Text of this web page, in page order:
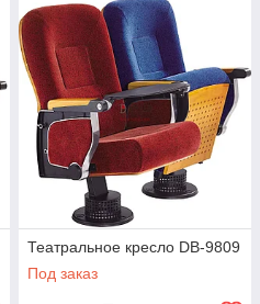
Театральное кресло DB-9809
Под заказ